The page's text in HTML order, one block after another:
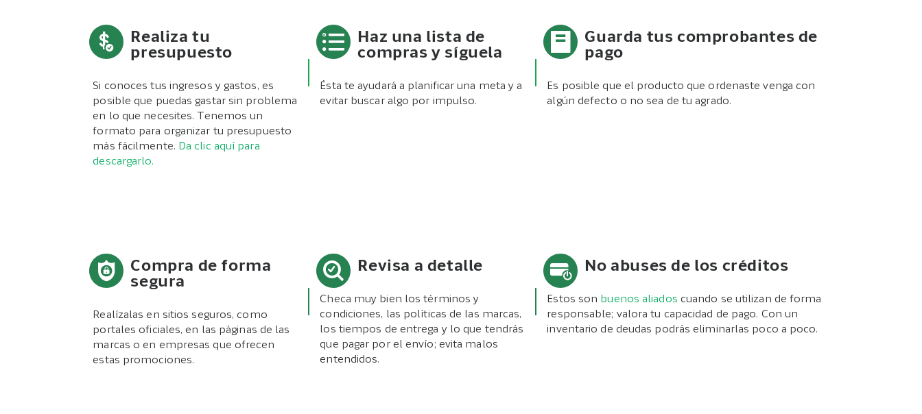
Realiza tu
presupuesto
Si conoces tus ingresos y gastos, es
posible que puedas gastar sin problema
en lo que necesites. Tenemos un
formato para organizar tu presupuesto
más fácilmente. Da clic aquí para
descargarlo.
Haz una lista de
compras y síguela
Ésta te ayudará a planificar una meta y a
evitar buscar algo por impulso.
Guarda tus comprobantes de
pago
Es posible que el producto que ordenaste venga con
algún defecto o no sea de tu agrado.
Compra de forma
segura
Realízalas en sitios seguros, como
portales oficiales, en las páginas de las
marcas o en empresas que ofrecen
estas promociones.
Revisa a detalle
Checa muy bien los términos y
condiciones, las políticas de las marcas,
los tiempos de entrega y lo que tendrás
que pagar por el envío; evita malos
entendidos.
No abuses de los créditos
Estos son buenos aliados cuando se utilizan de forma
responsable; valora tu capacidad de pago. Con un
inventario de deudas podrás eliminarlas poco a poco.